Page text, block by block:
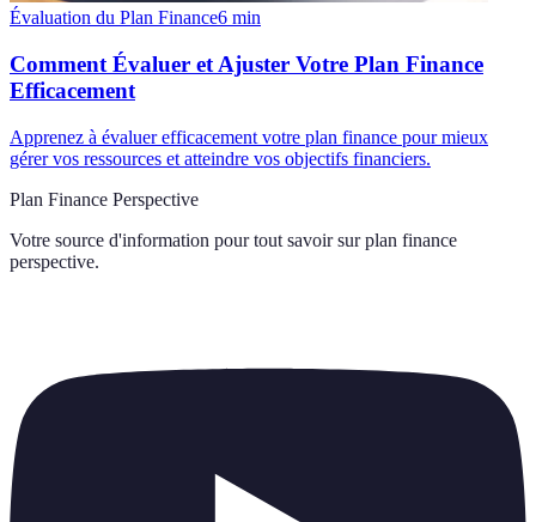
Évaluation du Plan Finance6 min
Comment Évaluer et Ajuster Votre Plan Finance
Efficacement
Apprenez à évaluer efficacement votre plan finance pour mieux
gérer vos ressources et atteindre vos objectifs financiers.
Plan Finance Perspective
Votre source d'information pour tout savoir sur plan finance
perspective.